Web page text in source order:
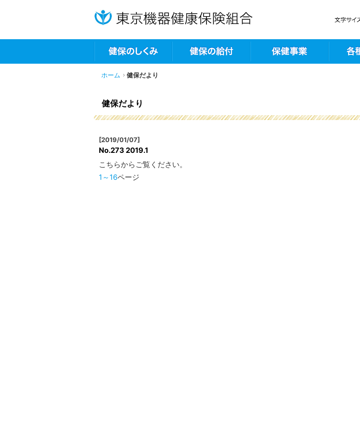
ホーム 健保だより
健保だより
[2019/01/07]
No.273 2019.1
こちらからご覧ください。
1～16ページ